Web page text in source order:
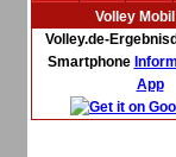
Volley
Volley.de-
Smartphone
App